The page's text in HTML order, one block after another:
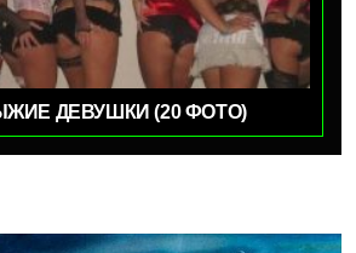
ДЕВУШКИ (20 ФОТО)